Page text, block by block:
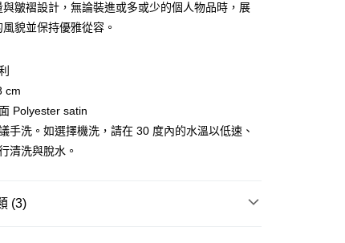
卡公司
滿NT$1,000(含以上)免運費
NT$1,000(含以上)免運費
滿NT$1,000(含以上)免運費
)
與皺褶設計，無論裝進或多或少的個人物品時，展
貌並保持優雅從容。
cm
Polyester satin
手洗。如選擇機洗，請在 30 度內的水溫以低速、
清洗與脫水。
(3)